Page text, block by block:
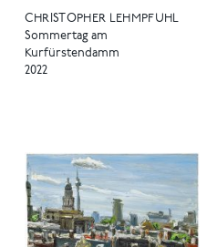
CHRISTOPHER LEHMPFUHL
Sommertag am
Kurfürstendamm
2022